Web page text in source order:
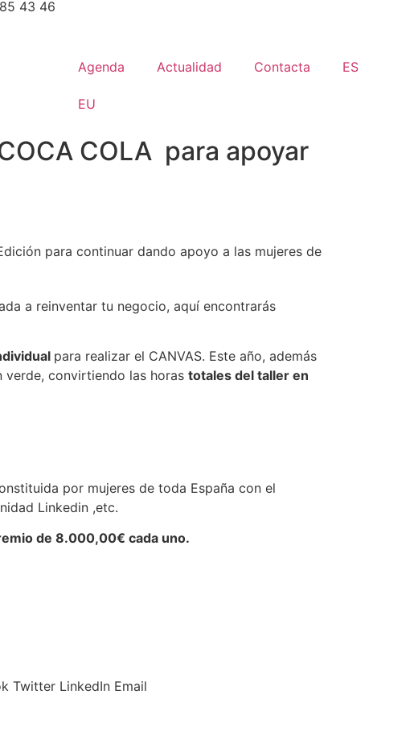
43 46
Agenda Actualidad Contacta ES
EU
COLA para apoyar
para continuar dando apoyo a las mujeres de
a reinventar tu negocio, aquí encontrarás
para realizar el CANVAS. Este año, además
verde, convirtiendo las horas totales del taller en
por mujeres de toda España con el
Linkedin ,etc.
de 8.000,00€ cada uno.
Twitter LinkedIn Email